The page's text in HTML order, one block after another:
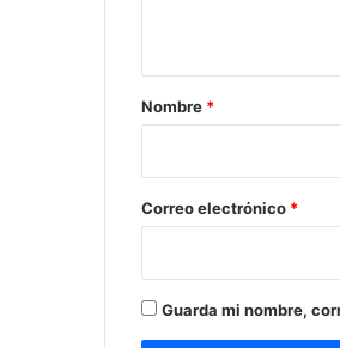
r
*
Nombre *
Correo electrónico *
Guarda mi nombre,